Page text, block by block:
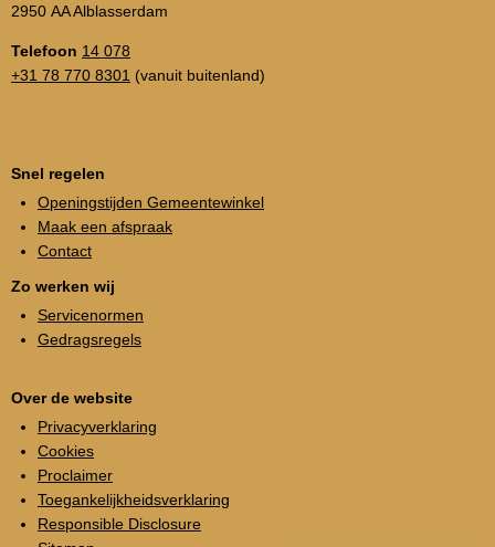
2950 AA Alblasserdam
Telefoon 14 078
+31 78 770 8301 (vanuit buitenland)
Snel regelen
Openingstijden Gemeentewinkel
Maak een afspraak
Contact
Zo werken wij
Servicenormen
Gedragsregels
Over de website
Privacyverklaring
Cookies
Proclaimer
Toegankelijkheidsverklaring
Responsible Disclosure